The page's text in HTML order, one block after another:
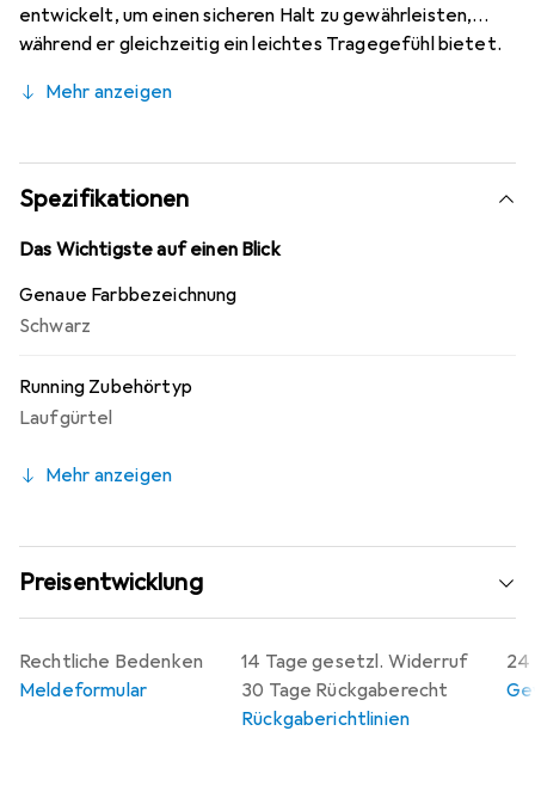
entwickelt, um einen sicheren Halt zu gewährleisten,
während er gleichzeitig ein leichtes Tragegefühl bietet.
Silikonstreifen sorgt dafür, dass der Gürtel fest am
Reissverschlusstasche bietet ausreichend Platz für kleine
persönliche Gegenstände, sodass Sie alles Wichtige
griffbereit haben. Die zwei mitgelieferten Trinkflaschen
sind mit einem praktischen Ventilsystem ausgestattet,
Zudem sorgt der reflektierende Swoosh für zusätzliche
Sichtbarkeit bei schlechten Lichtverhältnissen, was die
Mehr anzeigen
Spezifikationen
Das Wichtigste auf einen Blick
Genaue Farbbezeichnung
Schwarz
Running Zubehörtyp
Laufgürtel
Mehr anzeigen
Preisentwicklung
14 Tage gesetzl. Widerruf
30 Tage Rückgaberecht
Rückgaberichtlinien
24
Rechtliche Bedenken
Meldeformular